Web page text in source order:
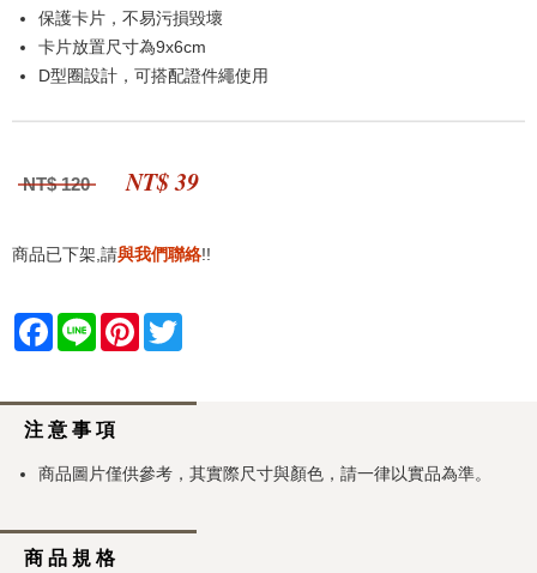
保護卡片，不易污損毀壞
卡片放置尺寸為9x6cm
D型圈設計，可搭配證件繩使用
NT$ 120 NT$ 39
商品已下架,請與我們聯絡!!
Facebook
Line Pinterest
注 意 事 項
商品圖片僅供參考，其實際尺寸與顏色，請一律以實品為準。
商 品 規 格